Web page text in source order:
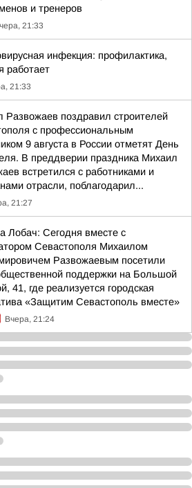
и тренеров
21:33
инфекция: профилактика,
работает
21:33
Развожаев поздравил строителей
с профессиональным
9 августа в России отметят День
В преддверии праздника Михаил
встретился с работниками и
отрасли, поблагодарил...
21:27
Лобач: Сегодня вместе с
Севастополя Михаилом
Развожаевым посетили
поддержки на Большой
41, где реализуется городская
«Защитим Севастополь вместе»
Вчера, 21:24